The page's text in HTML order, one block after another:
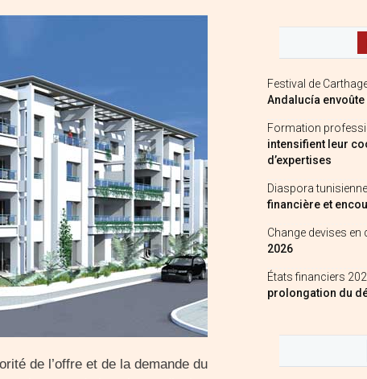
de l’offre et de la demande du
Festival de
Andalucía envoûte
Formation
intensifient leur
d’expertises
Diaspora tunisienne
financière et
Change devises en
2026
États financiers
prolongation du